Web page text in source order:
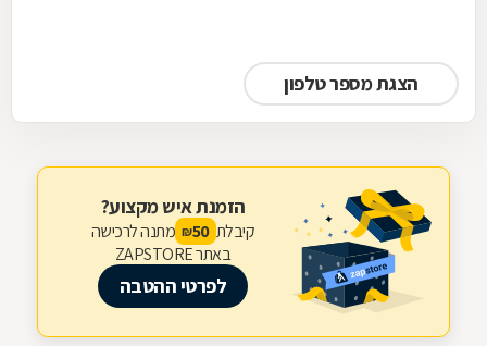
הצגת מספר טלפון
הזמנת איש מקצוע?
קיבלת 50
₪ מתנה לרכישה
באתר ZAPSTORE
לפרטי ההטבה